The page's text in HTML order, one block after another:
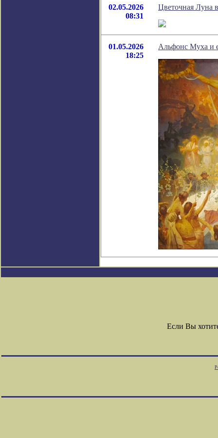
02.05.2026
08:31
Цветочная Луна
01.05.2026
18:25
Альфонс Муха и
Если Вы